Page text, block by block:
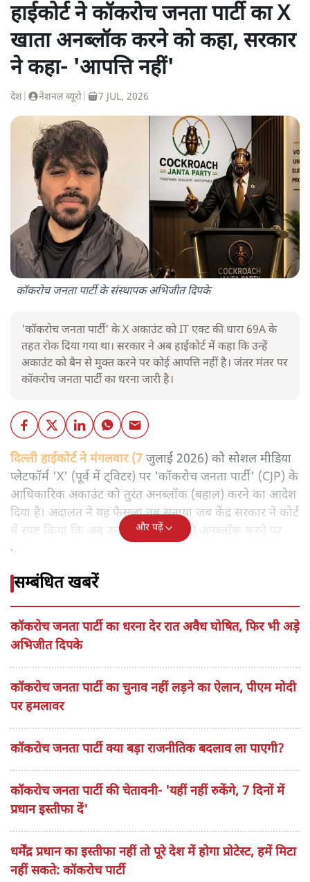
हाईकोर्ट ने कॉकरोच जनता पार्टी का X
खाता अनब्लॉक करने को कहा, सरकार
ने कहा- 'आपत्ति नहीं'
देश नेशनल ब्यूरो 7 JUL, 2026
कॉकरोच जनता पार्टी के संस्थापक अभिजीत दिपके
'कॉकरोच जनता पार्टी' के X अकाउंट को IT एक्ट की धारा 69A के
तहत रोक दिया गया था। सरकार ने अब हाईकोर्ट में कहा कि उन्हें
अकाउंट को बैन से मुक्त करने पर कोई आपत्ति नहीं है। जंतर मंतर पर
कॉकरोच जनता पार्टी का धरना जारी है।
दिल्ली हाईकोर्ट ने मंगलवार (7 जुलाई 2026) को सोशल मीडिया
प्लेटफॉर्म 'X' (पूर्व में ट्विटर) पर 'कॉकरोच जनता पार्टी' (CJP) के
आधिकारिक अकाउंट को तुरंत अनब्लॉक (बहाल) करने का आदेश
दिया है। अदालत ने यह फैसला तब सुनाया जब केंद्र सरकार ने कोर्ट
में स्पष्ट किया कि अब उन्हें इस अकाउंट को अनब्लॉक करने पर
कोई आपत्ति नहीं है।
और पढ़ें
सम्बंधित खबरें
कॉकरोच जनता पार्टी का धरना देर रात अवैध घोषित, फिर भी अड़े
अभिजीत दिपके
कॉकरोच जनता पार्टी का चुनाव नहीं लड़ने का ऐलान, पीएम मोदी
पर हमलावर
कॉकरोच जनता पार्टी क्या बड़ा राजनीतिक बदलाव ला पाएगी?
कॉकरोच जनता पार्टी की चेतावनी- 'यहीं नहीं रुकेंगे, 7 दिनों में
प्रधान इस्तीफा दें'
धर्मेंद्र प्रधान का इस्तीफा नहीं तो पूरे देश में होगा प्रोटेस्ट, हमें मिटा
नहीं सकते: कॉकरोच पार्टी